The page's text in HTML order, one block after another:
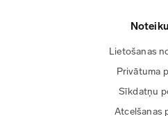
Lietošanas
Privātuma
Sīkdatņu
Atcelšanas